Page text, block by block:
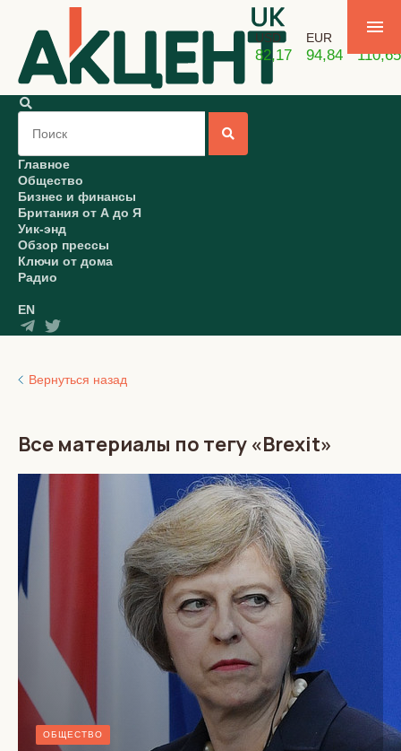
USD
82,17
EUR
94,84 110,65
Главное
Общество
Бизнес и финансы
Британия от А до Я
Уик-энд
Обзор прессы
Ключи от дома
Радио
EN
Вернуться назад
Все материалы по тегу «Brexit»
ОБЩЕСТВО